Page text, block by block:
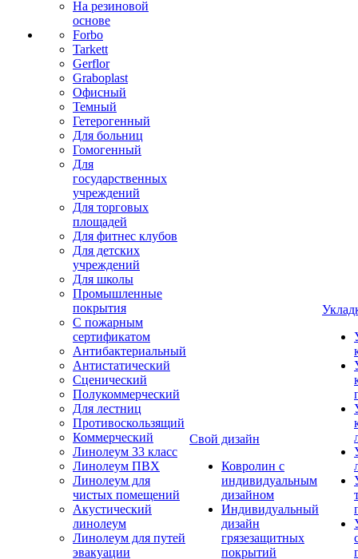
На резиновой
основе
Forbo
Tarkett
Gerflor
Graboplast
Офисный
Темный
Гетерогенный
Для больниц
Гомогенный
Для
государственных
учреждений
Для торговых
площадей
Для фитнес клубов
Для детских
учреждений
Для школы
Промышленные
покрытия
С пожарным
сертификатом
Антибактериальный
Антистатический
Сценический
Полукоммерческий
Для лестниц
Противоскользящий
Коммерческий
Линолеум 33 класс
Линолеум ПВХ
Линолеум для
чистых помещений
Акустический
линолеум
Линолеум для путей
эвакуации
Свой дизайн
Ковролин с
индивидуальным
дизайном
Индивидуальный
дизайн
грязезащитных
покрытий